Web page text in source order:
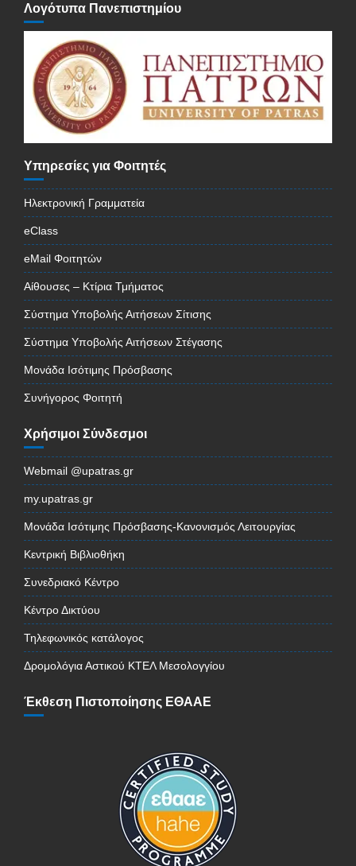
Λογότυπα Πανεπιστημίου
Υπηρεσίες για Φοιτητές
Ηλεκτρονική Γραμματεία
eClass
eMail Φοιτητών
Αίθουσες – Κτίρια Τμήματος
Σύστημα Υποβολής Αιτήσεων Σίτισης
Σύστημα Υποβολής Αιτήσεων Στέγασης
Μονάδα Ισότιμης Πρόσβασης
Συνήγορος Φοιτητή
Χρήσιμοι Σύνδεσμοι
Webmail @upatras.gr
my.upatras.gr
Μονάδα Ισότιμης Πρόσβασης-Κανονισμός Λειτουργίας
Κεντρική Βιβλιοθήκη
Συνεδριακό Κέντρο
Κέντρο Δικτύου
Τηλεφωνικός κατάλογος
Δρομολόγια Αστικού ΚΤΕΛ Μεσολογγίου
Έκθεση Πιστοποίησης ΕΘΑΑΕ